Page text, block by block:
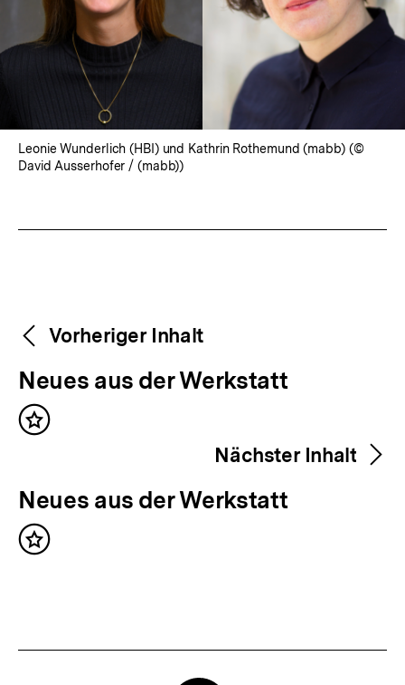
Leonie Wunderlich (HBI) und Kathrin Rothemund (mabb) (©
David Ausserhofer / (mabb))
Weitere
Inhalte
Content-
Navigation
Vorheriger Inhalt
V
o
r
e
r
i
Neues aus der Werkstatt
Inhalt
Nächster Inhalt
N
ä
c
Neues aus der Werkstatt
Inhalt